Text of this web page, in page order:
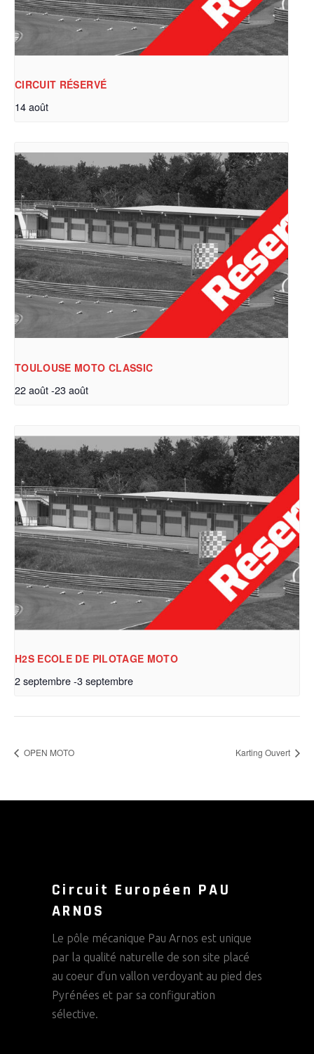
CIRCUIT RÉSERVÉ
14 août
TOULOUSE MOTO CLASSIC
22 août-23 août
H2S ECOLE DE PILOTAGE MOTO
2 septembre-3 septembre
OPEN MOTO Karting Ouvert
Circuit Européen PAU
ARNOS
Le pôle mécanique Pau Arnos est unique
par la qualité naturelle de son site placé
au coeur d’un vallon verdoyant au pied des
Pyrénées et par sa configuration
sélective.